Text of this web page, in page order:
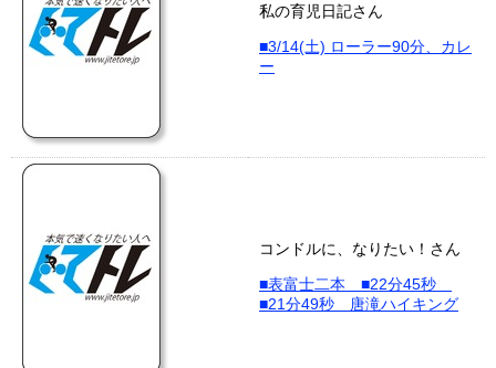
私の育児日記さん
■3/14(土) ローラー90分、カレ
ー
コンドルに、なりたい！さん
■表富士二本 ■22分45秒
■21分49秒 唐滝ハイキング